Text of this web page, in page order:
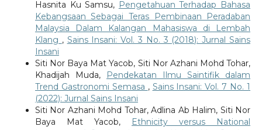
Hasnita Ku Samsu, Pengetahuan Terhadap Bahasa
Kebangsaan Sebagai Teras Pembinaan Peradaban
Malaysia Dalam Kalangan Mahasiswa di Lembah
Klang , Sains Insani: Vol. 3 No. 3 (2018): Jurnal Sains
Insani
Siti Nor Baya Mat Yacob, Siti Nor Azhani Mohd Tohar,
Khadijah Muda,
Pendekatan Ilmu Saintifik dalam
Trend Gastronomi Semasa , Sains Insani: Vol. 7 No. 1
(2022): Jurnal Sains Insani
Siti Nor Azhani Mohd Tohar, Adlina Ab Halim, Siti Nor
Baya Mat Yacob,
Ethnicity versus National